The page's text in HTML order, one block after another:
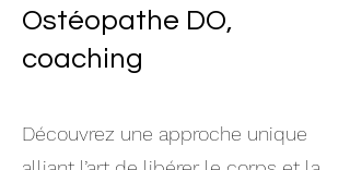
Ostéopathe DO,
coaching
Découvrez une approche unique